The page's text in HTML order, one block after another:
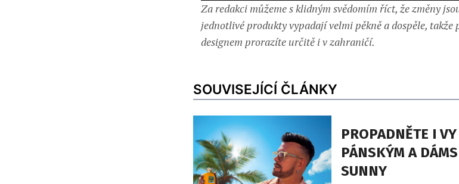
Za redakci můžeme s klidným svědomím říct, že změny
jednotlivé produkty vypadají velmi pěkně a dospěle, takže
designem prorazíte určitě i v zahraničí.
SOUVISEJÍCÍ ČLÁNKY
PROPADNĚTE I VY
PÁNSKÝM A
SUNNY